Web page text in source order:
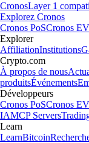
CronosLayer 1
Explorez Cronos
Cronos PoSCronos
Explorer
AffiliationInstitutions
Crypto.com
À propos de nous
produitsÉvénements
Développeurs
Cronos PoSCronos
IAMCP Servers
Learn
LearnBitcoin